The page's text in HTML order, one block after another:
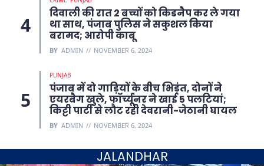
दिवाली की रात 2 बच्चों को किडनैप कर ले गया
था साथ, पंजाब पुलिस ने सकुशल किया
बरामद; आरोपी काबू
BY ADMIN NOVEMBER 6, 2024
PUNJAB
पंजाब में दो गाड़ियों के बीच भिड़ंत, दोनों ने
एयरबैग खुले, फॉर्च्यूनर ने खाई 5 पलटियां;
किट्टी पार्टी से लौट रही देवरानी-जेठानी घायल
BY ADMIN NOVEMBER 6, 2024
JALANDHAR